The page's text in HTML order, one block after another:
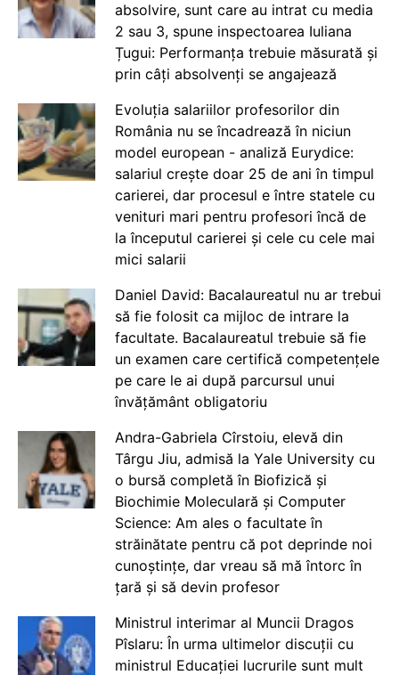
absolvire, sunt care au intrat cu media
2 sau 3, spune inspectoarea Iuliana
Țugui: Performanța trebuie măsurată și
prin câți absolvenți se angajează
Evoluția salariilor profesorilor din
România nu se încadrează în niciun
model european - analiză Eurydice:
salariul crește doar 25 de ani în timpul
carierei, dar procesul e între statele cu
venituri mari pentru profesori încă de
la începutul carierei și cele cu cele mai
mici salarii
Daniel David: Bacalaureatul nu ar trebui
să fie folosit ca mijloc de intrare la
facultate. Bacalaureatul trebuie să fie
un examen care certifică competențele
pe care le ai după parcursul unui
învățământ obligatoriu
Andra-Gabriela Cîrstoiu, elevă din
Târgu Jiu, admisă la Yale University cu
o bursă completă în Biofizică și
Biochimie Moleculară și Computer
Science: Am ales o facultate în
străinătate pentru că pot deprinde noi
cunoștințe, dar vreau să mă întorc în
țară și să devin profesor
Ministrul interimar al Muncii Dragos
Pîslaru: În urma ultimelor discuții cu
ministrul Educației lucrurile sunt mult